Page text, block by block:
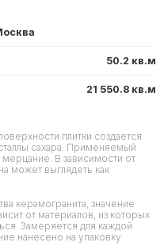
50.2 кв.м
21 550.8 кв.м
плитки создается
сахара. Применяемый
В зависимости от
может выглядеть как
керамогранита, значение
от материалов, из которых
Замеряется для каждой
нанесено на упаковку